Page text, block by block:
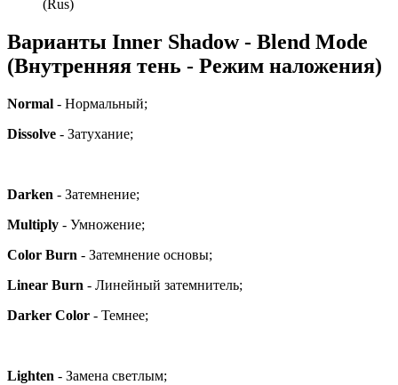
(Rus)
Варианты Inner Shadow - Blend Mode
(Внутренняя тень - Режим наложения)
Normal - Нормальный;
Dissolve - Затухание;
Darken - Затемнение;
Multiply - Умножение;
Color Burn - Затемнение основы;
Linear Burn - Линейный затемнитель;
Darker Color - Темнее;
Lighten - Замена светлым;